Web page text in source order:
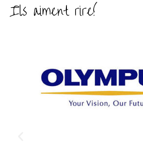
Ils aiment rire!